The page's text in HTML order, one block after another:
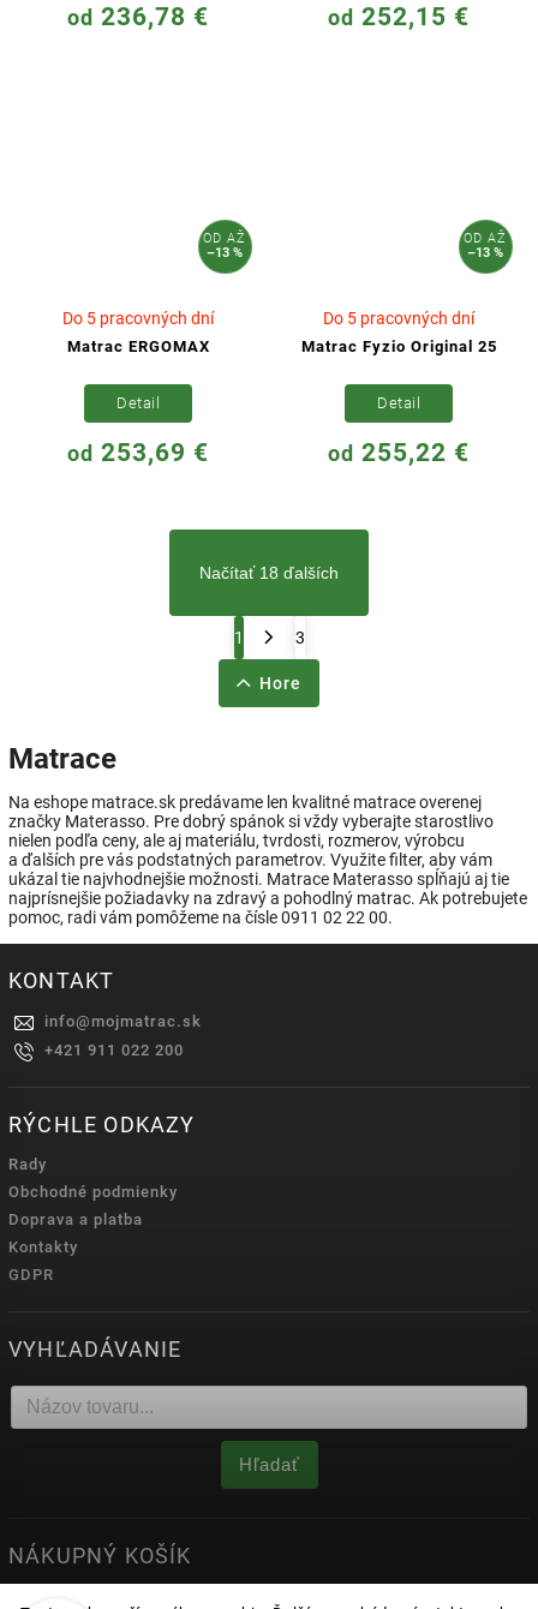
od 236,78 € od 252,15 €
ODAŽ
–13 %
Matrac ERGOMAX
Do 5 pracovných dní
od 253,69 €
Detail
ODAŽ
–13 %
Matrac Fyzio Original 25
Do 5 pracovných dní
od 255,22 €
Detail
Načítať 18 ďalších
1 3
Hore
Matrace
Na eshope matrace.sk predávame len kvalitné matrace overenej
značky Materasso. Pre dobrý spánok si vždy vyberajte starostlivo
nielen podľa ceny, ale aj materiálu, tvrdosti, rozmerov, výrobcu
a ďalších pre vás podstatných parametrov. Využite filter, aby vám
ukázal tie najvhodnejšie možnosti. Matrace Materasso spĺňajú aj tie
najprísnejšie požiadavky na zdravý a pohodlný matrac. Ak potrebujete
pomoc, radi vám pomôžeme na čísle 0911 02 22 00.
KONTAKT
info@mojmatrac.sk
+421 911 022 200
RÝCHLE ODKAZY
Rady
Obchodné podmienky
Doprava a platba
Kontakty
GDPR
VYHĽADÁVANIE
Hľadať
NÁKUPNÝ KOŠÍK